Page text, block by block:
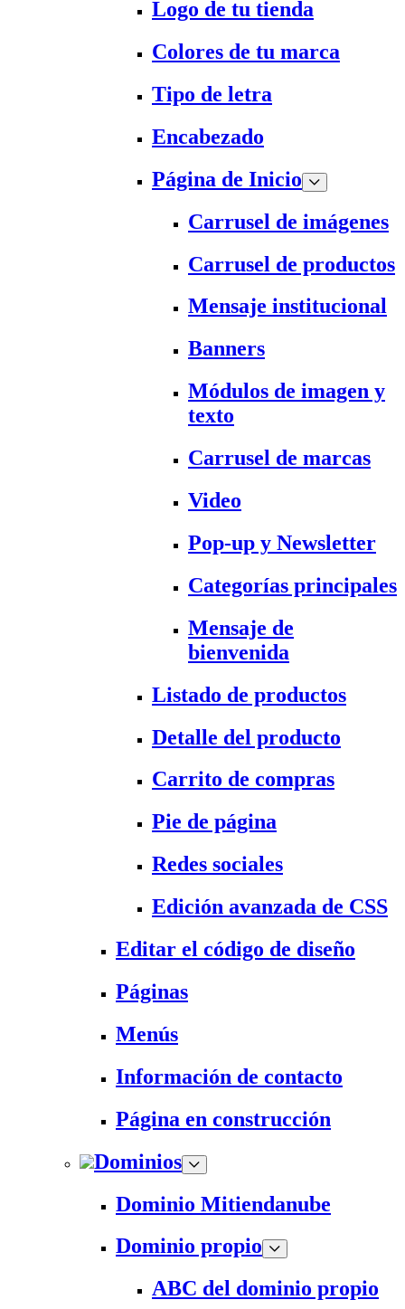
Logo de tu tienda
Colores de tu marca
Tipo de letra
Encabezado
Página de Inicio
Carrusel de imágenes
Carrusel de productos
Mensaje institucional
Banners
Módulos de imagen y
texto
Carrusel de marcas
Video
Pop-up y Newsletter
Categorías principales
Mensaje de
bienvenida
Listado de productos
Detalle del producto
Carrito de compras
Pie de página
Redes sociales
Edición avanzada de CSS
Editar el código de diseño
Páginas
Menús
Información de contacto
Página en construcción
Dominios
Dominio Mitiendanube
Dominio propio
ABC del dominio propio